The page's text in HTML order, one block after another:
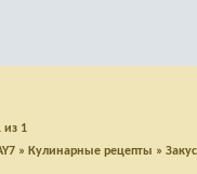
из 1
» Кулинарные рецепты »